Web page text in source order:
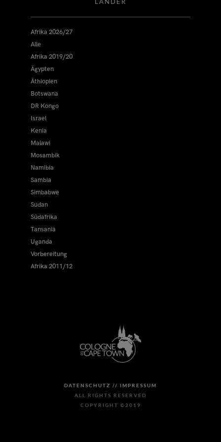
Afrika 2026/27
Alle
Afrika 2019/20
Ägypten
Äthiopien
Botswana
DR Kongo
Israel
Kenia
Malawi
Mosambik
Namibia
Sambia
Simbabwe
Sudan
Südafrika
Tansania
Uganda
Vorbereitung
Afrika 2011/12
DATENSCHUTZ // IMPRESSUM
ALL RIGHTS RESERVED
COPYRIGHT ©2019